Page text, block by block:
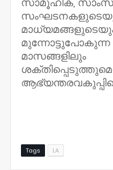
മുന്നോട്ടുപോകുന്ന
മാസങ്ങളിലും
Tags LA